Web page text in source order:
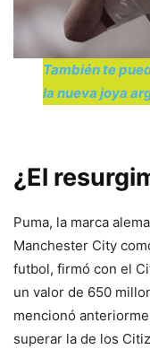
También te
la nueva joya
¿El
Puma, la marca
Manchester City
futbol, firmó con el
un valor de 650
mencionó
superar la de los